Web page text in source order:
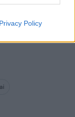
Privacy Policy